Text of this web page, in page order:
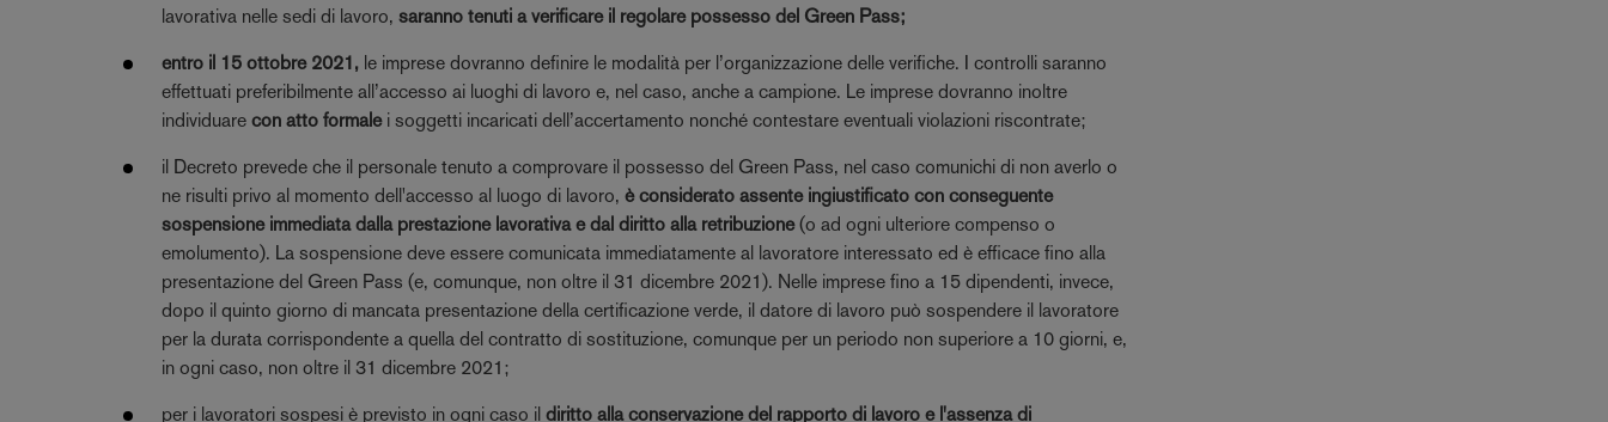
lavorativa nelle sedi di lavoro,saranno tenuti a verificare il regolare possesso del Green Pass;
entro il 15 ottobre 2021, le imprese dovranno definire le modalità per l’organizzazione delle verifiche. I controlli saranno
effettuati preferibilmente all’accesso ai luoghi di lavoro e, nel caso, anche a campione. Le imprese dovranno inoltre
individuarecon atto formalei soggetti incaricati dell’accertamento nonché contestare eventuali violazioni riscontrate;
il Decreto prevede che il personale tenuto a comprovare il possesso del Green Pass, nel caso comunichi di non averlo o
ne risulti privo al momento dell'accesso al luogo di lavoro, è considerato assente ingiustificato con conseguente
sospensione immediata dalla prestazione lavorativa e dal diritto alla retribuzione(o ad ogni ulteriore compenso o
emolumento). La sospensione deve essere comunicata immediatamente al lavoratore interessato ed è efficace fino alla
presentazione del Green Pass (e, comunque, non oltre il 31 dicembre 2021). Nelle imprese fino a 15 dipendenti, invece,
dopo il quinto giorno di mancata presentazione della certificazione verde, il datore di lavoro può sospendere il lavoratore
per la durata corrispondente a quella del contratto di sostituzione, comunque per un periodo non superiore a 10 giorni, e,
in ogni caso, non oltre il 31 dicembre 2021;
per i lavoratori sospesi è previsto in ogni caso ildiritto alla conservazione del rapporto di lavoro e l'assenza di